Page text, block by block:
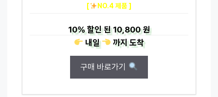
[ NO.4 제품 ]
10%할인 된10,800 원
내일
까지도착
구매 바로가기